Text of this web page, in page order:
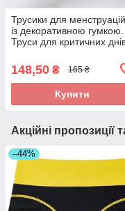
Трусики для менструацій
із декоративною гумкою.
Труси для критичних
непромокаючі
148,50 ₴ 165 ₴
Купити
Акційні пропозиції
–44%